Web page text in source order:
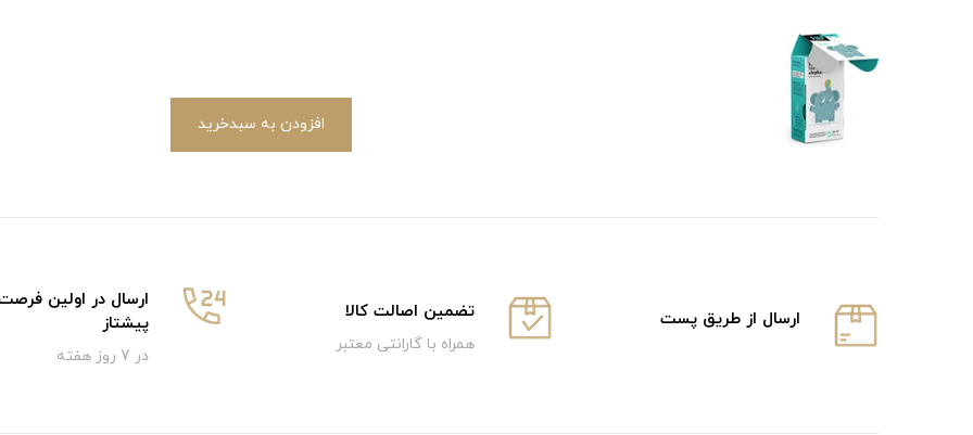
افزودن به سبدخرید
ارسال از طریق پست تضمین اصالت کالا
همراه با گارانتی معتبر
ارسال در اولین
پیشتاز
در 7 روز هفته